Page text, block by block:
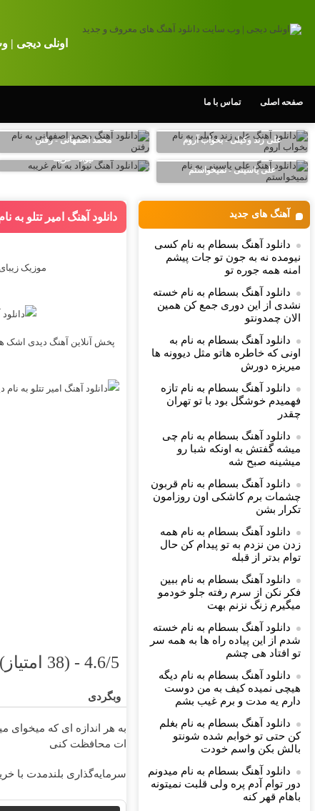
اونلی دیجی |
صفحه اصلی تماس با ما
علی زند وکیلی - بخواب آروم محمد اصفهانی - رفتن
علی یاسینی - نمیخواستم
نیواد - غریبه
دانلود آهنگ امیر تتلو
موزیک
پخش آنلاین آهنگ دیدی اشک
4.6/5 - (38 امتیاز)
وبگردی
به هر اندازه ای که میخوای
ات محافظت کنی
سرمایه‌گذاری بلندمدت با
آهنگ های جدید
دانلود آهنگ بسطام به نام کسی
نیومده نه به جون تو جات پیشم
امنه همه جوره تو
دانلود آهنگ بسطام به نام خسته
نشدی از این دوری جمع کن همین
الان چمدونتو
دانلود آهنگ بسطام به نام به
اونی که خاطره هاتو مثل دیوونه ها
میریزه دورش
دانلود آهنگ بسطام به نام تازه
فهمیدم خوشگل بود با تو تهران
چقدر
دانلود آهنگ بسطام به نام چی
میشه گفتش به اونکه شبا رو
میشینه صبح شه
دانلود آهنگ بسطام به نام قربون
چشمات برم کاشکی اون روزامون
تکرار بشن
دانلود آهنگ بسطام به نام همه
زدن من نزدم به تو پیدام کن حال
توام بدتر از قبله
دانلود آهنگ بسطام به نام ببین
فکر نکن از سرم رفته جلو خودمو
میگیرم زنگ نزنم بهت
دانلود آهنگ بسطام به نام خسته
شدم از این پیاده راه ها به همه سر
تو افتاد هی چشم
دانلود آهنگ بسطام به نام دیگه
هیچی نمیده کیف به من دوست
دارم یه مدت و برم غیب بشم
دانلود آهنگ بسطام به نام بغلم
کن حتی تو خوابم شده شونتو
بالش بکن واسم خودت
دانلود آهنگ بسطام به نام میدونم
دور توام آدم پره ولی قلبت نمیتونه
باهام قهر کنه